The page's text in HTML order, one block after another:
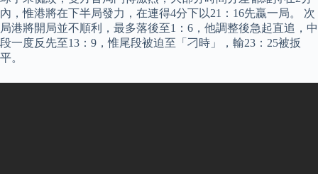
內，惟港將在下半局發力，在連得4分下以21：16先贏一局。 次
局港將開局並不順利，最多落後至1：6，他調整後急起直追，中
段一度反先至13：9，惟尾段被迫至「刁時」，輸23：25被扳
平。